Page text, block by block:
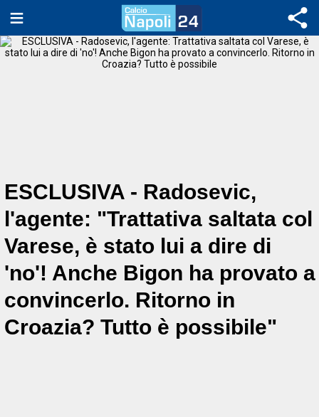
ESCLUSIVA - Radosevic,
l'agente: "Trattativa saltata col
Varese, è stato lui a dire di
'no'! Anche Bigon ha provato a
convincerlo. Ritorno in
Croazia? Tutto è possibile"